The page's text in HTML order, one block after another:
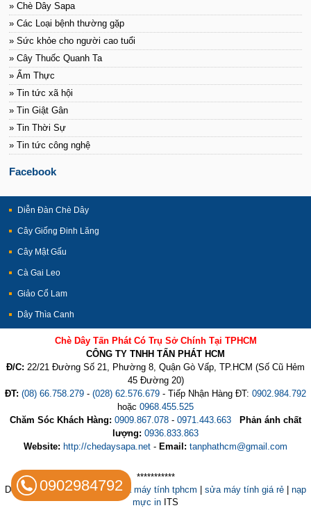
» Chè Dây Sapa
» Các Loại bệnh thường gặp
» Sức khỏe cho người cao tuổi
» Cây Thuốc Quanh Ta
» Ẩm Thực
» Tin tức xã hội
» Tin Giật Gân
» Tin Thời Sự
» Tin tức công nghệ
Facebook
Diễn Đàn Chè Dây
Cây Giống Đinh Lăng
Cây Mật Gấu
Cà Gai Leo
Giảo Cổ Lam
Dây Thìa Canh
Chè Dây Tấn Phát Có Trụ Sở Chính Tại TPHCM
CÔNG TY TNHH TẤN PHÁT HCM
Đ/C: 22/21 Đường Số 21, Phường 8, Quận Gò Vấp, TP.HCM (Số Cũ Hẻm
45 Đường 20)
ĐT: (08) 66.758.279 - (028) 62.576.679 - Tiếp Nhận Hàng ĐT: 0902.984.792
hoặc 0968.455.525
Chăm Sóc Khách Hàng: 0909.867.078 - 0971.443.663
Phản ánh chất
lượng: 0936.833.863
Website: http://chedaysapa.net - Email: tanphathcm@gmail.com
0902984792
***********
Design by:Trường Thịnh |Sửa máy tính tphcm sửa máy tính giá rẻ
nạp
mực in ITS